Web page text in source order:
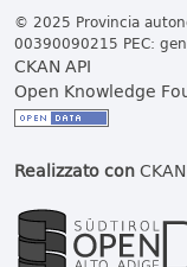
© 2025 Provincia
00390090215 PEC:
CKAN API
Open Knowledge
Realizzato conCKAN